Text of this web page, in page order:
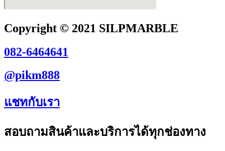
Copyright © 2021 SILPMARBLE
082-6464641
@pikm888
แชทกับเรา
สอบถามสินค้าและบริการได้ทุกช่องทาง